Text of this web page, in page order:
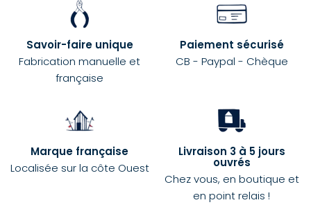
Savoir-faire unique
Fabrication manuelle et
française
Paiement sécurisé
CB - Paypal - Chèque
Marque française
Localisée sur la côte Ouest
Livraison 3 à 5 jours
ouvrés
Chez vous, en boutique et
en point relais !